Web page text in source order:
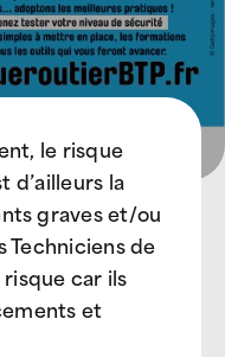
le risque
d’ailleurs la
graves et/ou
Techniciens de
car ils
et